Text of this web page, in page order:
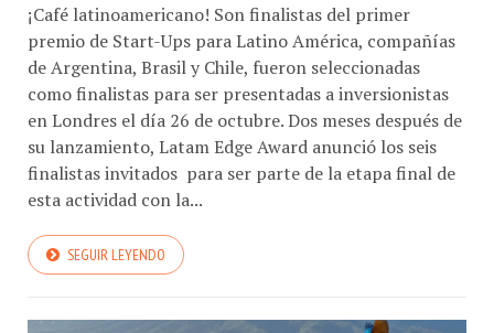
¡Café latinoamericano! Son finalistas del primer
premio de Start-Ups para Latino América, compañías
de Argentina, Brasil y Chile, fueron seleccionadas
como finalistas para ser presentadas a inversionistas
en Londres el día 26 de octubre. Dos meses después de
su lanzamiento, Latam Edge Award anunció los seis
finalistas invitados para ser parte de la etapa final de
esta actividad con la...
SEGUIR LEYENDO